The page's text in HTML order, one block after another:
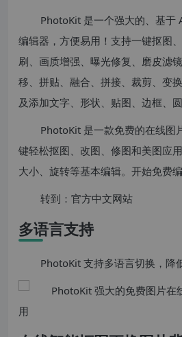
PhotoKit 是一个强大的、基于
编辑器，方便易用！支持一键抠图
刷、画质增强、曝光修复、磨皮滤
移、拼贴、融合、拼接、裁剪、变
及添加文字、形状、贴图、边框、圆
PhotoKit 是一款免费的在线图
键轻松抠图、改图、修图和美图应
大小、旋转等基本编辑。开始免费编
转到：官方中文网站
多语言支持
PhotoKit 支持多语言切换，降